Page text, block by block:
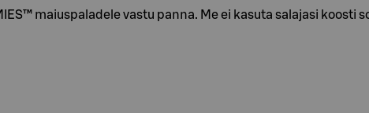
maiuspaladele vastu panna. Me ei kasuta salajasi koosti